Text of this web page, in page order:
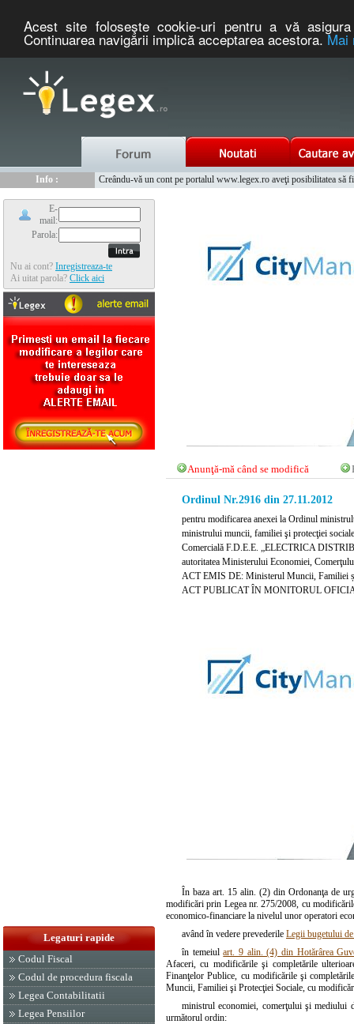
Acest site foloseşte cookie-uri pentru a vă
Continuarea navigării implică acceptarea acestora.Mai
Info :
www.tntauto.ro - Managementul Integrat al Parcului Auto
E-
mail:
Parola:
Nu ai cont? Inregistreaza-te
Ai uitat parola? Click aici
Legaturi rapide
Codul Fiscal
Codul de procedura fiscala
Legea Contabilitatii
Legea Pensiilor
Anunţă-mă când se modifică
Ordinul Nr.2916 din 27.11.2012
pentru modificarea anexei la Ordinul
ministrului muncii, familiei şi protecţiei
Comercială F.D.E.E. „ELECTRICA
autoritatea Ministerului Economiei,
ACT EMIS DE: Ministerul Muncii, Familiei
ACT PUBLICAT ÎN MONITORUL
În baza art. 15 alin. (2) din Ordonanţa de
modificări prin Legea nr. 275/2008 , cu
economico-financiare la nivelul unor operatori
având în vedere prevederile Legii bugetului
în temeiulart. 9 alin. (4) din Hotărârea
Afaceri, cu modificările şi completările
Finanţelor Publice, cu modificările şi
Muncii, Familiei şi Protecţiei Sociale, cu
ministrul economiei, comerţului şi mediului
următorul ordin: